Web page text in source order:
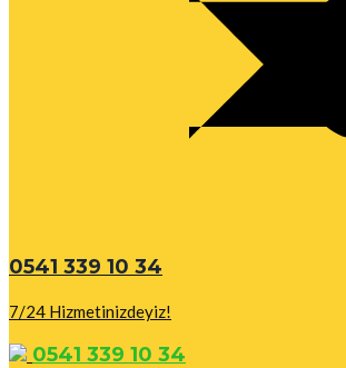
0541 339 10 34
7/24 Hizmetinizdeyiz!
0541 339 10 34